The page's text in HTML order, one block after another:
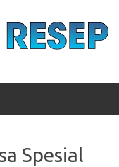
Spesial